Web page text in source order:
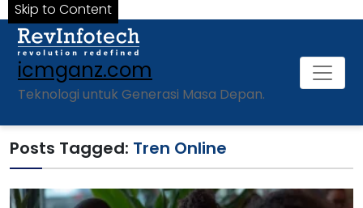
Skip to Content
icmganz.com
Teknologi untuk Generasi Masa Depan.
Posts Tagged: Tren Online